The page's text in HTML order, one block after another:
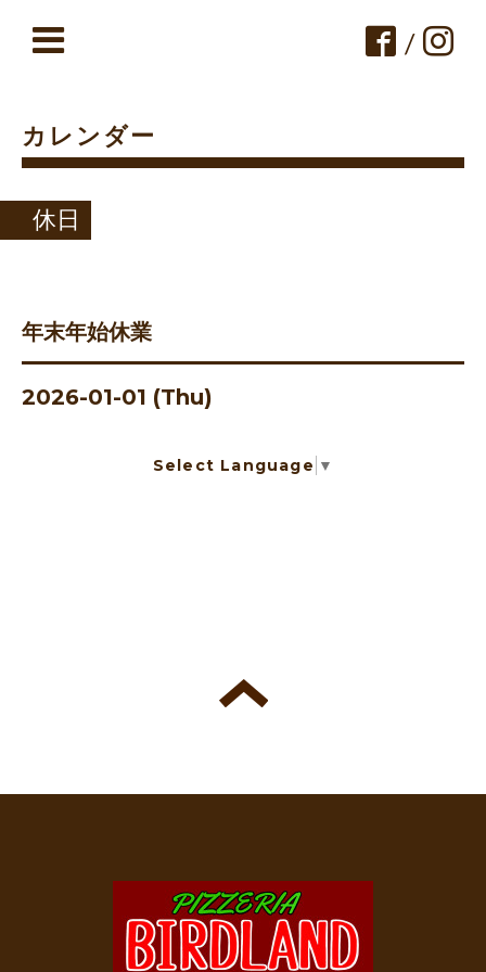
/
カレンダー
休日
年末年始休業
2026-01-01 (Thu)
Select Language ▼